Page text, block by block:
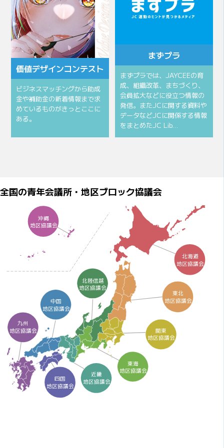
価値デザインコンテスト
ビジネスマッチングから助成
金や補助金の新着情報まで求
めているものがきっとここに
ある。
まずプラ
まずプラでは、JAYCEEの育
成、組織改革、まちづくり、
会員拡大などに役立つ情報の
発信。またJCに関する資料や
データなどJCに関係する情報
をまとめたJC Lib…
全国の青年会議所・地区ブロック協議会
沖縄
地区協議会
九州
地区協議会
北海道
地区協議会
東北
地区協議会
東海
地区協議会
近畿
地区協議会
中国
地区協議会
四国
地区協議会
関東
地区協議会
北陸信越
地区協議会